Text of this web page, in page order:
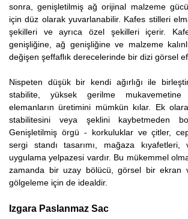
sonra, genişletilmiş ağ orijinal malzeme
için düz olarak yuvarlanabilir. Kafes stilleri
şekilleri ve ayrıca özel şekilleri içerir.
genişliğine, ağ genişliğine ve malzeme
değişen şeffaflık derecelerinde bir dizi görsel
Nispeten düşük bir kendi ağırlığı ile
stabilite, yüksek gerilme
elemanların üretimini mümkün kılar. Ek
stabilitesini veya şeklini kaybetmeden
Genişletilmiş örgü - korkuluklar ve çitler,
sergi standı tasarımı, mağaza
uygulama yelpazesi vardır. Bu mükemmel
zamanda bir uzay bölücü, görsel bir ekran
gölgeleme için de idealdir.
Izgara Paslanmaz Sac